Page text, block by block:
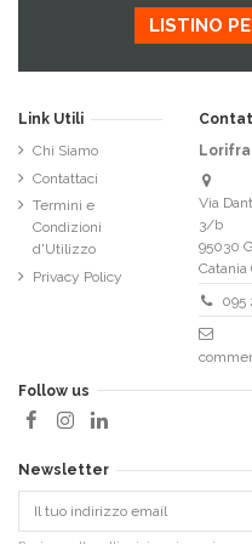
LISTINO
Link Utili
Chi Siamo
Contattaci
Termini e
Condizioni
d'Utilizzo
Privacy Policy
Lorifra
Via
3/b
95030
Catania
095
Follow us
Newsletter